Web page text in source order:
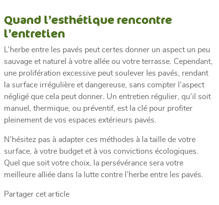
Quand l’esthétique rencontre
l’entretien
L’herbe entre les pavés peut certes donner un aspect un peu
sauvage et naturel à votre allée ou votre terrasse. Cependant,
une prolifération excessive peut soulever les pavés, rendant
la surface irrégulière et dangereuse, sans compter l’aspect
négligé que cela peut donner. Un entretien régulier, qu’il soit
manuel, thermique, ou préventif, est la clé pour profiter
pleinement de vos espaces extérieurs pavés.
N’hésitez pas à adapter ces méthodes à la taille de votre
surface, à votre budget et à vos convictions écologiques.
Quel que soit votre choix, la persévérance sera votre
meilleure alliée dans la lutte contre l’herbe entre les pavés.
Partager cet article